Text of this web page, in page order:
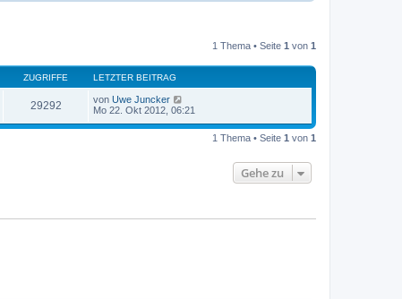
1 Thema • Seite 1 von 1
ZUGRIFFE LETZTER BEITRAG
29292 von Uwe Juncker
Mo 22. Okt 2012, 06:21
1 Thema • Seite 1 von 1
Gehe zu